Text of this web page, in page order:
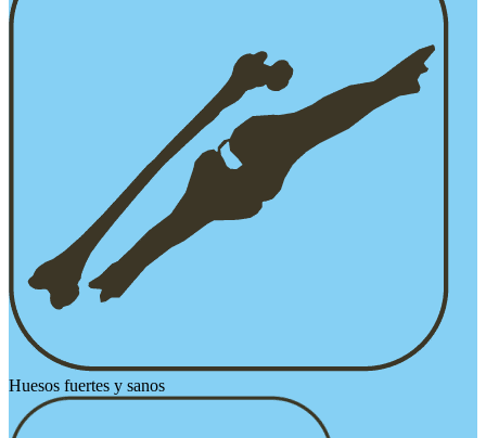
Huesos fuertes y sanos